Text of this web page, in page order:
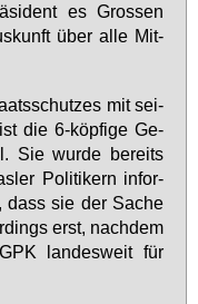
es Gros­sen
über al­le Mit­
mit sei­
die 6-köp­fi­ge Ge­
Sie wur­de be­reits
Po­li­ti­kern in­for­
dass sie der Sa­che
erst, nach­dem
lan­des­weit für